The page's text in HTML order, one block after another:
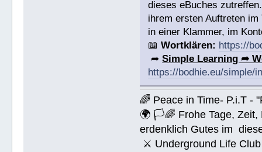
dieses eBuches
ihrem ersten Auftreten
in einer Klammer, im
📖Wortklären: https://
➦Simple Learning ➦
https://bodhie.eu/simple/
🌈 Peace in Time- P.i.T
🌍 🏳🌈 Frohe Tage, Zeit,
erdenklich Gutes im
⚔ Underground Life